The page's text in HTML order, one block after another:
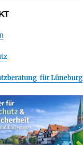
für Lüneburg